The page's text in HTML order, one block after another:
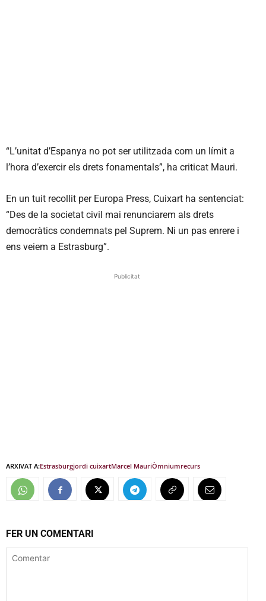
“L’unitat d’Espanya no pot ser utilitzada com un límit a
l’hora d’exercir els drets fonamentals”, ha criticat Mauri.
En un tuit recollit per Europa Press, Cuixart ha sentenciat:
“Des de la societat civil mai renunciarem als drets
democràtics condemnats pel Suprem. Ni un pas enrere i
ens veiem a Estrasburg”.
Publicitat
ARXIVAT A:Estrasburgjordi cuixartMarcel MauriÒmniumrecurs
FER UN COMENTARI